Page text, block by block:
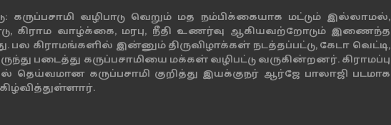
கருப்பசாமி வழிபாடு வெறும் மத நம்பிக்கையாக மட்டும் இல்லாமல்,
கிராம வாழ்க்கை, மரபு, நீதி உணர்வு ஆகியவற்றோடும் இணைந்த
பல கிராமங்களில் இன்னும் திருவிழாக்கள் நடத்தப்பட்டு, கேடா வெட்டி,
படைத்து கருப்பசாமியை மக்கள் வழிபட்டு வருகின்றனர். கிராமப்பு
கருப்பசாமி குறித்து இயக்குநர் ஆர்ஜே பாலாஜி படமாக